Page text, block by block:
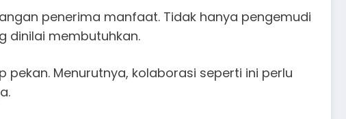
penerima manfaat. Tidak hanya pengemudi
dinilai membutuhkan.
Menurutnya, kolaborasi seperti ini perlu